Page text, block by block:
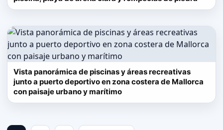
Vista panorámica de piscinas y áreas recreativas
junto a puerto deportivo en zona costera de Mallorca
con paisaje urbano y marítimo